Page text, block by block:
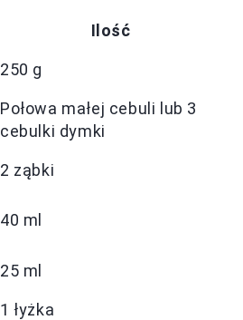
Ilość
250 g
Połowa małej cebuli lub 3
cebulki dymki
2 ząbki
40 ml
25 ml
1 łyżka